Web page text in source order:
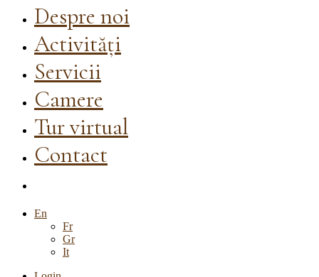
Despre noi
Activități
Servicii
Camere
Tur virtual
Contact
En
Fr
Gr
It